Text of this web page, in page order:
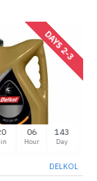
2
-
3
D
A
Y
S
143
Day
06
Hour
DELKOL